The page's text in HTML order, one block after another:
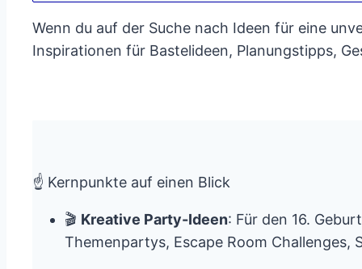
Wenn du auf der Suche nach Ideen für eine
Inspirationen für Bastelideen, Planungstipps,
☝️ Kernpunkte auf einen Blick
🎬 Kreative Party-Ideen: Für den 16.
Themenpartys, Escape Room Challenges,